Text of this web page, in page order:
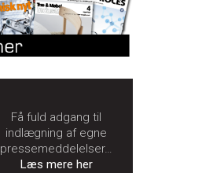
Få fuld adgang til
indlægning af egne
pressemeddelelser…
Læs mere her